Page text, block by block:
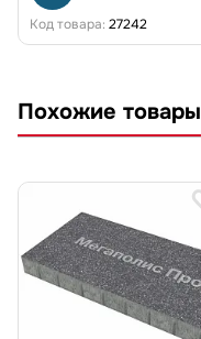
Код товара: 27242
Похожие товары